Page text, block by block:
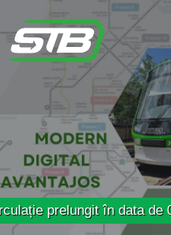
în data de 02.08.2026